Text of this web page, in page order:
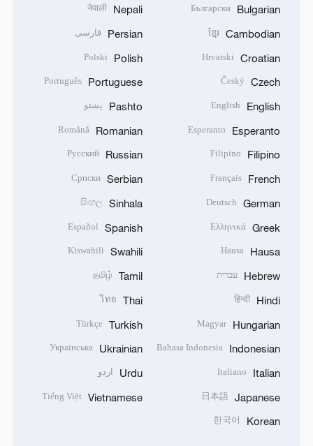
Bulgarian
Български
Cambodian
ខ្មែរ
Croatian
Hrvatski
Czech
Český
English
English
Esperanto
Esperanto
Filipino
Filipino
French
Français
German
Deutsch
Greek
Ελληνικά
Hausa
Hausa
Hebrew עברית
Hindi
हिन्दी
Hungarian
Magyar
Indonesian
Bahasa Indonesia
Italian
Italiano
Japanese
日本語
Korean
한국어
Nepali
नेपाली
Persian فارسی
Polish
Polski
Portuguese
Português
Pashto پښتو
Romanian
Română
Russian
Русский
Serbian
Српски
Sinhala
සිංහල
Spanish
Español
Swahili
Kiswahili
Tamil
தமிழ்
Thai
ไทย
Turkish
Türkçe
Ukrainian
Українська
Urdu اردو
Vietnamese
Tiếng Việt